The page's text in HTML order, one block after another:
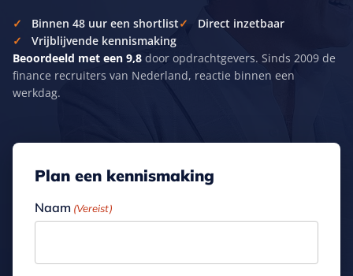
Binnen 48 uur een shortlist
Direct inzetbaar
Vrijblijvende kennismaking
Beoordeeld met een 9,8 door opdrachtgevers. Sinds 2009 de
finance recruiters van Nederland, reactie binnen een
werkdag.
Plan een kennismaking
Naam (Vereist)